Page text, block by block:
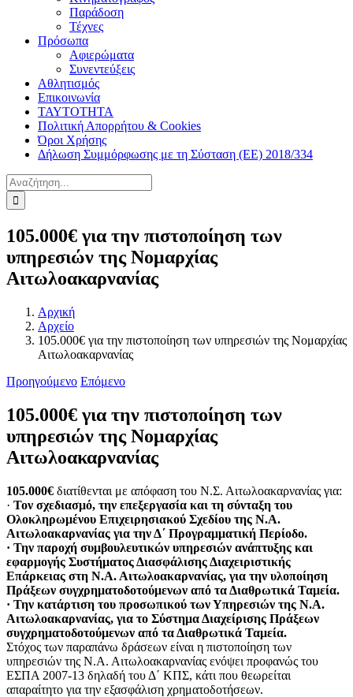
Παράδοση
Τέχνες
Πρόσωπα
Αφιερώματα
Συνεντεύξεις
Αθλητισμός
Επικοινωνία
ΤΑΥΤΟΤΗΤΑ
Πολιτική Απορρήτου & Cookies
Όροι Χρήσης
Δήλωση Συμμόρφωσης με τη Σύσταση (ΕΕ) 2018/334
Αναζήτηση
για:
105.000€ για την πιστοποίηση των
υπηρεσιών της Νομαρχίας
Αιτωλοακαρνανίας
Αρχική
Αρχείο
105.000€ για την πιστοποίηση των υπηρεσιών της Νομαρχίας
Αιτωλοακαρνανίας
Προηγούμενο Επόμενο
105.000€ για την πιστοποίηση των
υπηρεσιών της Νομαρχίας
Αιτωλοακαρνανίας
105.000€ διατίθενται με απόφαση του Ν.Σ. Αιτωλοακαρνανίας για:
· Τον σχεδιασμό, την επεξεργασία και τη σύνταξη του
Ολοκληρωμένου Επιχειρησιακού Σχεδίου της Ν.Α.
Αιτωλοακαρνανίας για την Δ΄ Προγραμματική Περίοδο.
· Την παροχή συμβουλευτικών υπηρεσιών ανάπτυξης και
εφαρμογής Συστήματος Διασφάλισης Διαχειριστικής
Επάρκειας στη Ν.Α. Αιτωλοακαρνανίας, για την υλοποίηση
Πράξεων συγχρηματοδοτούμενων από τα Διαθρωτικά Ταμεία.
· Την κατάρτιση του προσωπικού των Υπηρεσιών της Ν.Α.
Αιτωλοακαρνανίας, για το Σύστημα Διαχείρισης Πράξεων
συγχρηματοδοτούμενων από τα Διαθρωτικά Ταμεία.
Στόχος των παραπάνω δράσεων είναι η πιστοποίηση των
υπηρεσιών της Ν.Α. Αιτωλοακαρνανίας ενόψει προφανώς του
ΕΣΠΑ 2007-13 δηλαδή του Δ΄ ΚΠΣ, κάτι που θεωρείται
απαραίτητο για την εξασφάλιση χρηματοδοτήσεων.